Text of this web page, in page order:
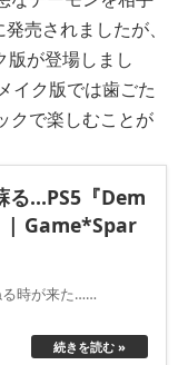
売されましたが、
版が登場しまし
イク版では歯ごた
クで楽しむことが
る…PS5『Dem
| Game*Spar
る時が来た……
続きを読む »